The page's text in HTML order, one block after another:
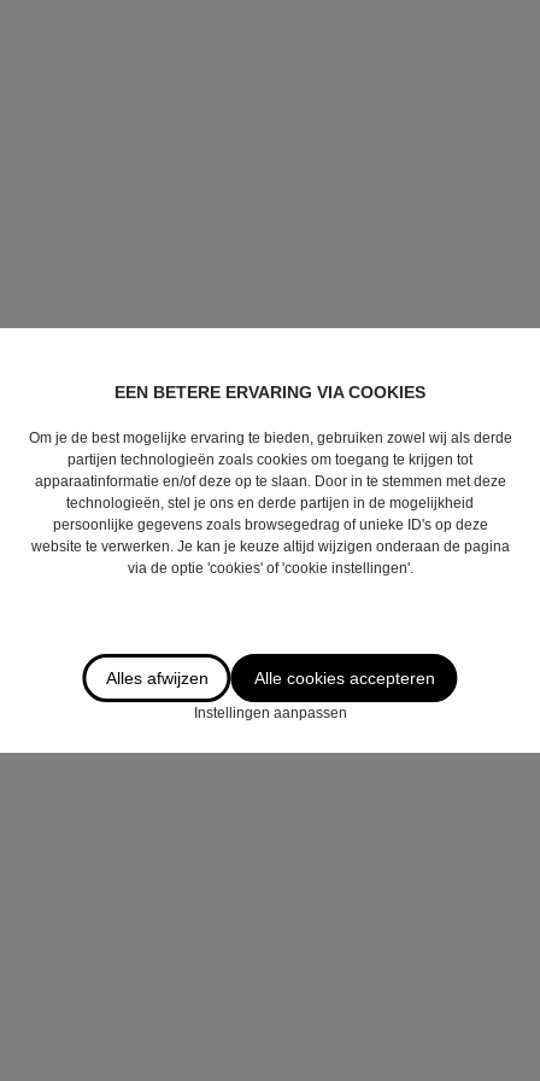
EEN BETERE ERVARING VIA COOKIES
Om je de best mogelijke ervaring te bieden, gebruiken zowel wij als derde
partijen technologieën zoals cookies om toegang te krijgen tot
apparaatinformatie en/of deze op te slaan. Door in te stemmen met deze
technologieën, stel je ons en derde partijen in de mogelijkheid
persoonlijke gegevens zoals browsegedrag of unieke ID's op deze
website te verwerken. Je kan je keuze altijd wijzigen onderaan de pagina
via de optie 'cookies' of 'cookie instellingen'.
Alles afwijzen Alle cookies accepteren
Instellingen aanpassen